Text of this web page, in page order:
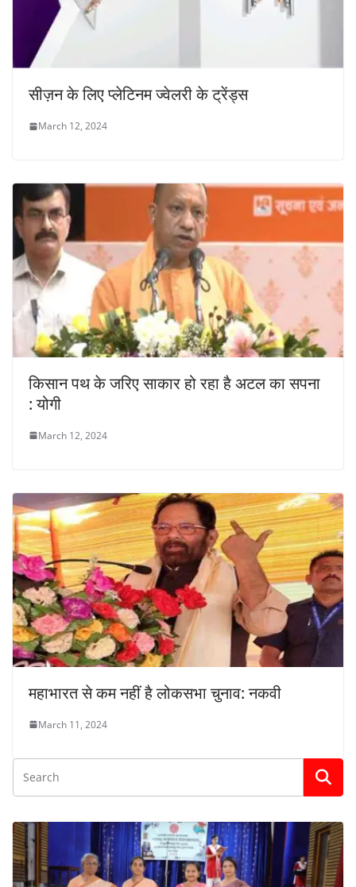
सीज़न के लिए प्लेटिनम ज्वेलरी के ट्रेंड्स
March 12, 2024
किसान पथ के जरिए साकार हो रहा है अटल का सपना
: योगी
March 12, 2024
महाभारत से कम नहीं है लोकसभा चुनाव: नकवी
March 11, 2024